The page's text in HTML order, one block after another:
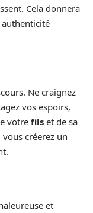
Cela donnera
Ne craignez
vos espoirs,
votre fils et de sa
vous créerez un
et